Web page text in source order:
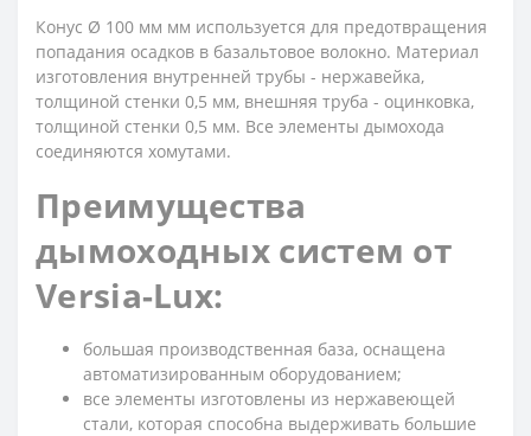
Конус Ø 100 мм мм используется для предотвращения
попадания осадков в базальтовое волокно. Материал
изготовления внутренней трубы - нержавейка,
толщиной стенки 0,5 мм, внешняя труба - оцинковка,
толщиной стенки 0,5 мм. Все элементы дымохода
соединяются хомутами.
Преимущества
дымоходных систем от
Versia-Lux:
большая производственная база, оснащена
автоматизированным оборудованием;
все элементы изготовлены из нержавеющей
стали, которая способна выдерживать большие